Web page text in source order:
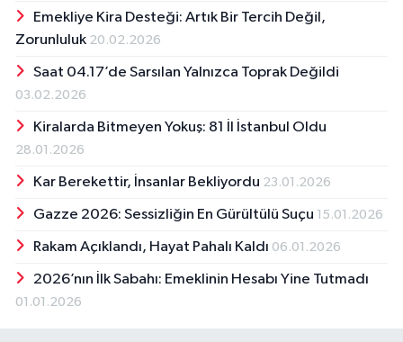
Emekliye Kira Desteği: Artık Bir Tercih Değil,
Zorunluluk 20.02.2026
Saat 04.17’de Sarsılan Yalnızca Toprak Değildi
03.02.2026
Kiralarda Bitmeyen Yokuş: 81 İl İstanbul Oldu
28.01.2026
Kar Berekettir, İnsanlar Bekliyordu 23.01.2026
Gazze 2026: Sessizliğin En Gürültülü Suçu 15.01.2026
Rakam Açıklandı, Hayat Pahalı Kaldı 06.01.2026
2026’nın İlk Sabahı: Emeklinin Hesabı Yine Tutmadı
01.01.2026